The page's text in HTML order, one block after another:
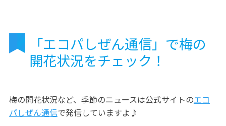
「エコパしぜん通信」で梅の
開花状況をチェック！
梅の開花状況など、季節のニュースは公式サイトのエコ
パしぜん通信で発信していますよ♪